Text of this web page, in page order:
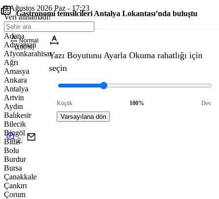
9 Ağustos 2026 Paz - 17:23
Veri alınamadı!
Adana
Adıyaman
Afyonkarahisar
Ağrı
Amasya
Ankara
Antalya
Artvin
Aydın
Balıkesir
Bilecik
Bingöl
Bitlis
Bolu
Burdur
Bursa
Çanakkale
Çankırı
Çorum
Gastronomi temsilcileri Antalya Lokantası’nda buluştu
Normal
(100%)
Yazı Boyutunu Ayarla Okuma rahatlığı için
seçin
Küçük 100% Dev
Varsayılana dön
0